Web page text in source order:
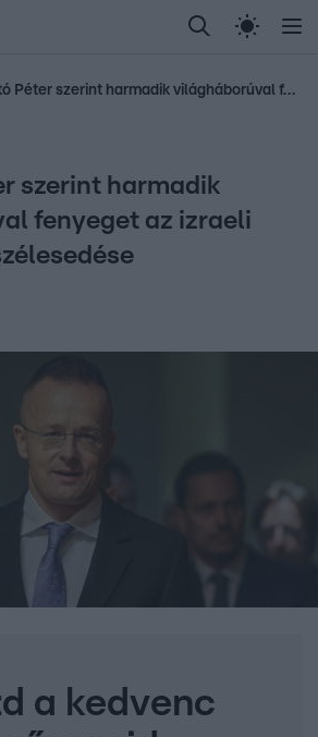
Randi Celeb vagyok,
Most Wanted Gallusz
Szijjártó Péter szerint harmadik világháborúval fenyeget az izraeli konfliktus kiszélesedése
szerint harmadik
fenyeget az izraeli
a kedvenc